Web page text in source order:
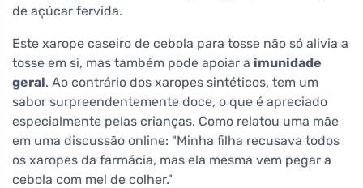
de açúcar fervida.
Este xarope caseiro de cebola para tosse não só alivia a
tosse em si, mas também pode apoiar a imunidade
geral. Ao contrário dos xaropes sintéticos, tem um
sabor surpreendentemente doce, o que é apreciado
especialmente pelas crianças. Como relatou uma mãe
em uma discussão online: "Minha filha recusava todos
os xaropes da farmácia, mas ela mesma vem pegar a
cebola com mel de colher."